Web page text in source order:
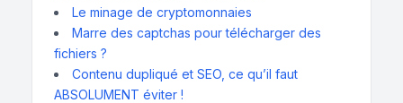
Le minage de cryptomonnaies
Marre des captchas pour télécharger des
fichiers ?
Contenu dupliqué et SEO, ce qu’il faut
ABSOLUMENT éviter !